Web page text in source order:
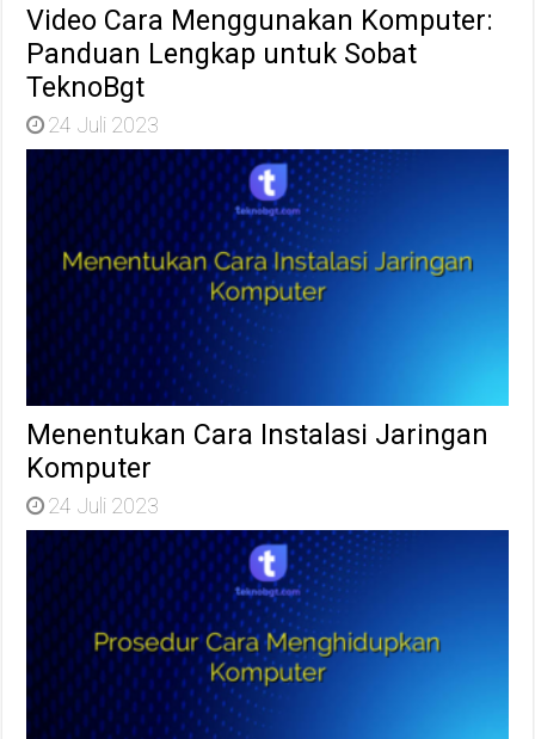
Video Cara Menggunakan Komputer:
Panduan Lengkap untuk Sobat
TeknoBgt
24 Juli 2023
Menentukan Cara Instalasi Jaringan
Komputer
24 Juli 2023